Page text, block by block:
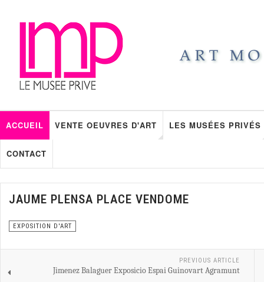
ACCUEIL VENTE OEUVRES D'ART LES MUSÉES PRIVÉS
CONTACT
JAUME PLENSA PLACE VENDOME
EXPOSITION D'ART
PREVIOUS ARTICLE
Jimenez Balaguer Exposicio Espai Guinovart Agramunt